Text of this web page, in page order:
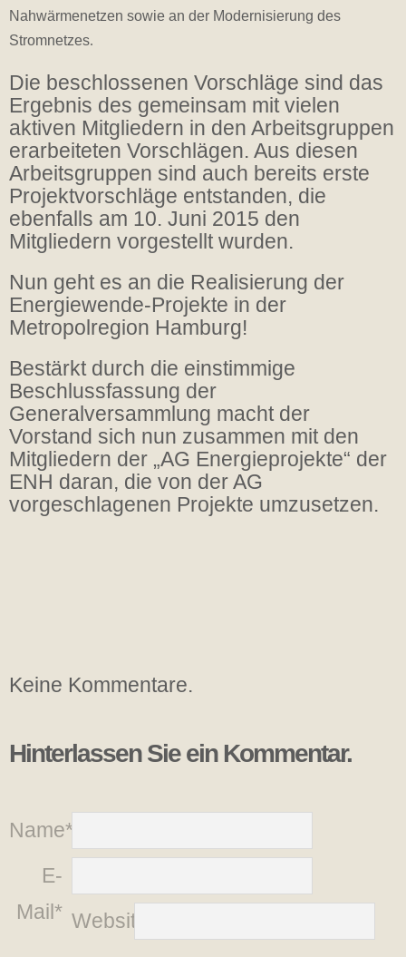
Nahwärmenetzen sowie an der Modernisierung des
Stromnetzes.
Die beschlossenen Vorschläge sind das
Ergebnis des gemeinsam mit vielen
aktiven Mitgliedern in den Arbeitsgruppen
erarbeiteten Vorschlägen. Aus diesen
Arbeitsgruppen sind auch bereits erste
Projektvorschläge entstanden, die
ebenfalls am 10. Juni 2015 den
Mitgliedern vorgestellt wurden.
Nun geht es an die Realisierung der
Energiewende-Projekte in der
Metropolregion Hamburg!
Bestärkt durch die einstimmige
Beschlussfassung der
Generalversammlung macht der
Vorstand sich nun zusammen mit den
Mitgliedern der „AG Energieprojekte“ der
ENH daran, die von der AG
vorgeschlagenen Projekte umzusetzen.
Keine Kommentare.
Hinterlassen Sie ein Kommentar.
Name*
E-
Mail* Website